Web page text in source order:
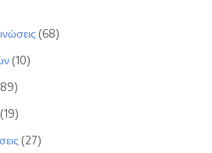
(68)
(10)
(19)
(27)